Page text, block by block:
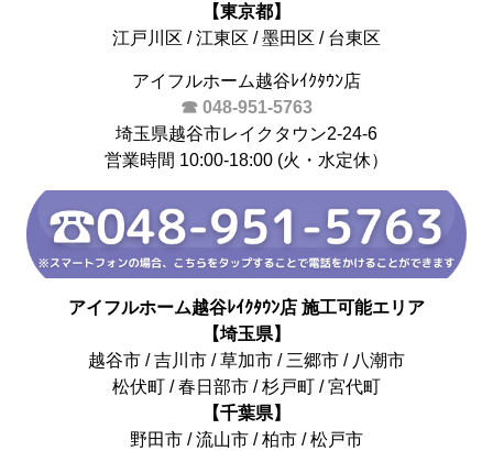
【東京都】
江戸川区 / 江東区 / 墨田区 / 台東区
アイフルホーム越谷ﾚｲｸﾀｳﾝ店
☎ 048-951-5763
埼玉県越谷市レイクタウン2-24-6
営業時間 10:00-18:00 (火・水定休）
アイフルホーム越谷ﾚｲｸﾀｳﾝ店 施工可能エリア
【埼玉県】
越谷市 / 吉川市 / 草加市 / 三郷市 / 八潮市
松伏町 / 春日部市 / 杉戸町 / 宮代町
【千葉県】
野田市 / 流山市 / 柏市 / 松戸市